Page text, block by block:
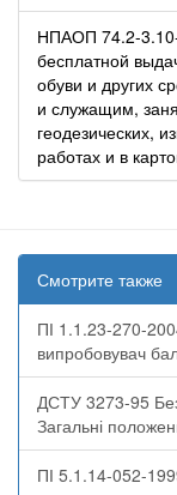
НПАОП 74.2-
бесплатной
обуви и других
и служащим,
геодезических,
работах и в
Смотрите также
ПІ 1.1.23-270-
випробовувач
ДСТУ 3273-95
Загальні
ПІ 5.1.14-052-